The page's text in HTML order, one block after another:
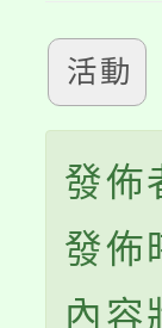
活動
發佈
發佈
內容